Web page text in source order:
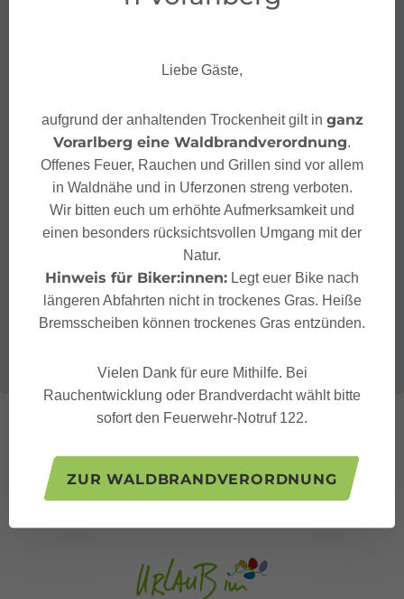
Liebe Gäste,
aufgrund der anhaltenden Trockenheit gilt in ganz
Vorarlberg eine Waldbrandverordnung.
Offenes Feuer, Rauchen und Grillen sind vor allem
in Waldnähe und in Uferzonen streng verboten.
Wir bitten euch um erhöhte Aufmerksamkeit und
einen besonders rücksichtsvollen Umgang mit der
Natur.
Hinweis für Biker:innen: Legt euer Bike nach
längeren Abfahrten nicht in trockenes Gras. Heiße
Bremsscheiben können trockenes Gras entzünden.
Vielen Dank für eure Mithilfe. Bei
Rauchentwicklung oder Brandverdacht wählt bitte
sofort den Feuerwehr-Notruf 122.
ZUR WALDBRANDVERORDNUNG